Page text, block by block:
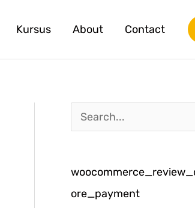
Kursus About Contact
a
i
u
ore_payment